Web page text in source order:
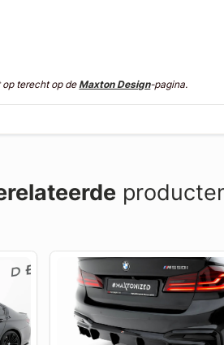
op terecht op deMaxton Design-pagina.